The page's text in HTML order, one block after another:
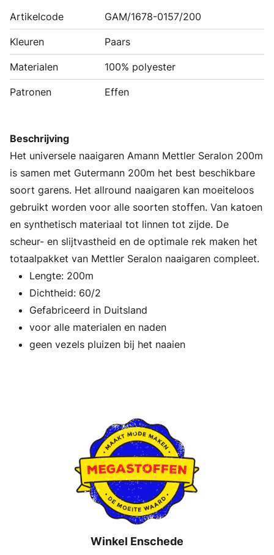
Artikelcode GAM/1678-0157/200
Kleuren Paars
Materialen 100% polyester
Patronen Effen
Beschrijving
Het universele naaigaren Amann Mettler Seralon 200m
is samen met Gutermann 200m het best beschikbare
soort garens. Het allround naaigaren kan moeiteloos
gebruikt worden voor alle soorten stoffen. Van katoen
en synthetisch materiaal tot linnen tot zijde. De
scheur- en slijtvastheid en de optimale rek maken het
totaalpakket van Mettler Seralon naaigaren compleet.
Lengte: 200m
Dichtheid: 60/2
Gefabriceerd in Duitsland
voor alle materialen en naden
geen vezels pluizen bij het naaien
Winkel Enschede